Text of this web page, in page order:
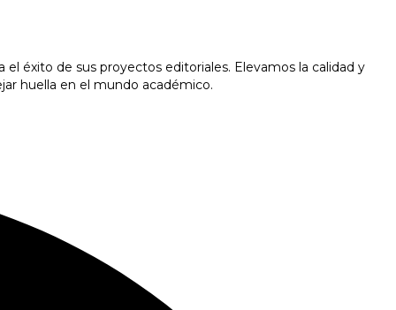
éxito de sus proyectos editoriales. Elevamos la calidad y
huella en el mundo académico.